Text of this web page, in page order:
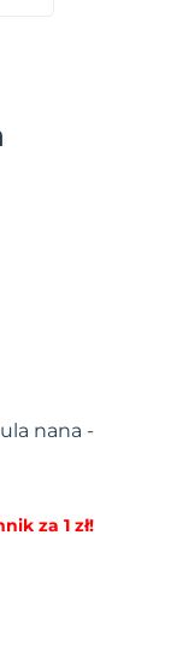
nana -
za 1 zł!